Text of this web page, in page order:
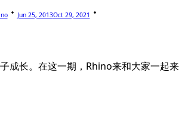
Jun 25, 2013Oct 29, 2021
长。在这一期，Rhino来和大家一起